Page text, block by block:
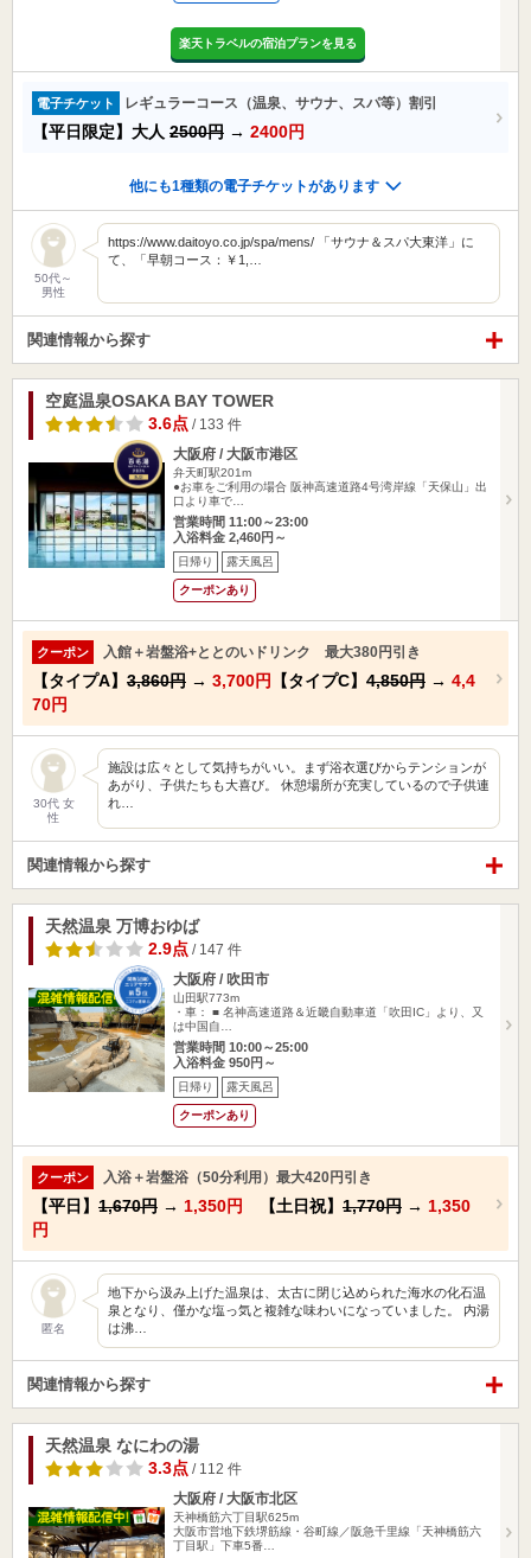
楽天トラベルの宿泊プランを見る
電子チケット レギュラーコース（温泉、サウナ、スパ等）割引
【平日限定】大人 2500円 → 2400円
他にも1種類の電子チケットがあります
50代～
男性
https://www.daitoyo.co.jp/spa/mens/ 「サウナ＆スパ大東洋」に
て、「早朝コース：￥1,…
関連情報から探す
空庭温泉OSAKA BAY TOWER
3.6点 / 133 件
大阪府 / 大阪市港区
弁天町駅201m
●お車をご利用の場合 阪神高速道路4号湾岸線「天保山」出
口より車で…
営業時間 11:00～23:00
入浴料金 2,460円～
日帰り 露天風呂
クーポンあり
クーポン 入館＋岩盤浴+ととのいドリンク 最大380円引き
【タイプA】 3,860円 → 3,700円 【タイプC】 4,850円 → 4,4
70円
30代 女
性
施設は広々として気持ちがいい。まず浴衣選びからテンションが
あがり、子供たちも大喜び。 休憩場所が充実しているので子供連
れ…
関連情報から探す
天然温泉 万博おゆば
2.9点 / 147 件
大阪府 / 吹田市
山田駅773m
・車： ■ 名神高速道路＆近畿自動車道「吹田IC」より、又
は中国自…
営業時間 10:00～25:00
入浴料金 950円～
日帰り 露天風呂
クーポンあり
クーポン 入浴＋岩盤浴（50分利用）最大420円引き
【平日】 1,670円 → 1,350円 【土日祝】 1,770円 → 1,350
円
匿名
地下から汲み上げた温泉は、太古に閉じ込められた海水の化石温
泉となり、僅かな塩っ気と複雑な味わいになっていました。 内湯
は沸…
関連情報から探す
天然温泉 なにわの湯
3.3点 / 112 件
大阪府 / 大阪市北区
天神橋筋六丁目駅625m
大阪市営地下鉄堺筋線・谷町線／阪急千里線「天神橋筋六
丁目駅」下車5番…